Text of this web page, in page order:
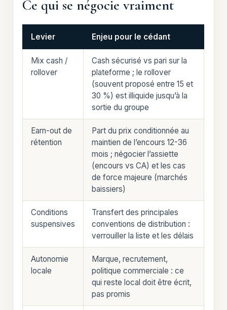
Ce qui se négocie vraiment
Levier Enjeu pour le cédant
Mix cash /
rollover
Cash sécurisé vs pari sur la
plateforme ; le rollover
(souvent proposé entre 15 et
30 %) est illiquide jusqu’à la
sortie du groupe
Earn-out de
rétention
Part du prix conditionnée au
maintien de l’encours 12-36
mois ; négocier l’assiette
(encours vs CA) et les cas
de force majeure (marchés
baissiers)
Conditions
suspensives
Transfert des principales
conventions de distribution :
verrouiller la liste et les délais
Autonomie
locale
Marque, recrutement,
politique commerciale : ce
qui reste local doit être écrit,
pas promis